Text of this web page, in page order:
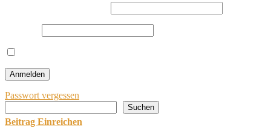
Passwort vergessen
Suchen
Beitrag Einreichen